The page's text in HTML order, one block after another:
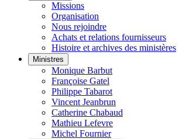
Missions
Organisation
Nous rejoindre
Achats et relations fournisseurs
Histoire et archives des ministères
Ministres
Monique Barbut
Françoise Gatel
Philippe Tabarot
Vincent Jeanbrun
Catherine Chabaud
Mathieu Lefevre
Michel Fournier